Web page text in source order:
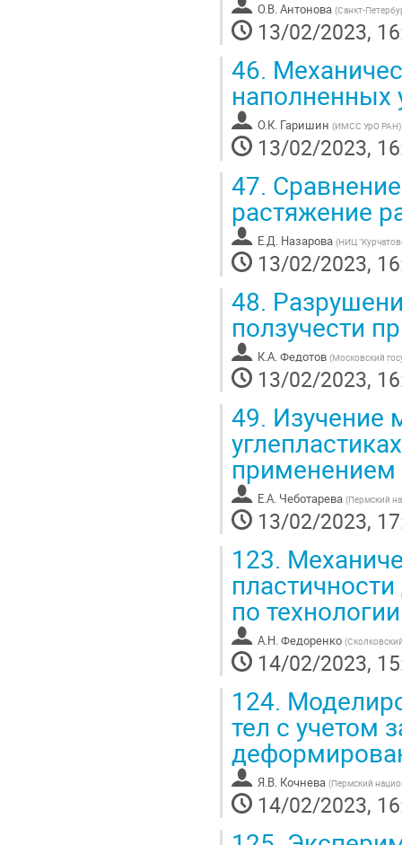
О.В. Антонова (Санкт-
13/02/2023,
46.
наполненных
О.К. Гаришин (ИМСС УрО РАН)
13/02/2023,
47.
растяжение
Е.Д. Назарова (НИЦ
13/02/2023,
48.
ползучести
К.А. Федотов (Московский
13/02/2023,
49. Изучение
применением
Е.А. Чеботарева (Пермский
13/02/2023,
123.
по
А.Н. Федоренко (
14/02/2023,
124.
тел с учетом
Я.В. Кочнева (Пермский
14/02/2023,